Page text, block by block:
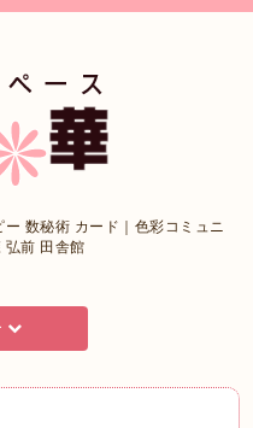
数秘術 カード｜色彩コミュニ
弘前 田舎館